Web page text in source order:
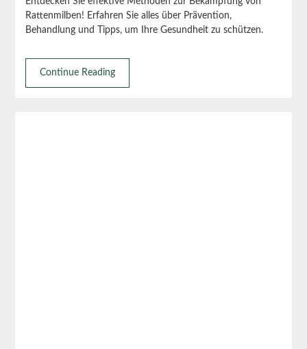
Rattenmilben! Erfahren Sie alles über Prävention,
Behandlung und Tipps, um Ihre Gesundheit zu schützen.
Continue Reading